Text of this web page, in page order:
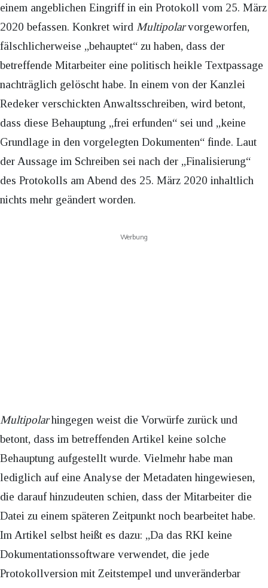
einem angeblichen Eingriff in ein Protokoll vom 25. März
2020 befassen. Konkret wird Multipolarvorgeworfen,
fälschlicherweise „behauptet“ zu haben, dass der
betreffende Mitarbeiter eine politisch heikle Textpassage
nachträglich gelöscht habe. In einem von der Kanzlei
Redeker verschickten Anwaltsschreiben, wird betont,
dass diese Behauptung „frei erfunden“ sei und „keine
Grundlage in den vorgelegten Dokumenten“ finde. Laut
der Aussage im Schreiben sei nach der „Finalisierung“
des Protokolls am Abend des 25. März 2020 inhaltlich
nichts mehr geändert worden.
Werbung
Multipolarhingegen weist die Vorwürfe zurück und
betont, dass im betreffenden Artikel keine solche
Behauptung aufgestellt wurde. Vielmehr habe man
lediglich auf eine Analyse der Metadaten hingewiesen,
die darauf hinzudeuten schien, dass der Mitarbeiter die
Datei zu einem späteren Zeitpunkt noch bearbeitet habe.
Im Artikel selbst heißt es dazu: „Da das RKI keine
Dokumentationssoftware verwendet, die jede
Protokollversion mit Zeitstempel und unveränderbar